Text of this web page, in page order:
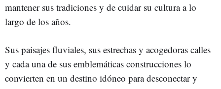
mantener sus tradiciones y de cuidar su cultura a lo
largo de los años.
Sus paisajes fluviales, sus estrechas y acogedoras calles
y cada una de sus emblemáticas construcciones lo
convierten en un destino idóneo para desconectar y